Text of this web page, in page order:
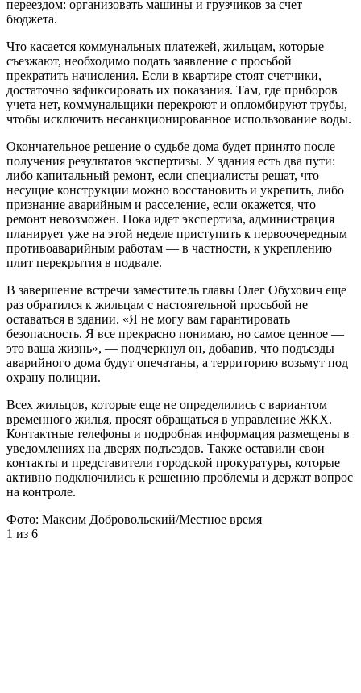
переездом: организовать машины и грузчиков за счет
бюджета.
Что касается коммунальных платежей, жильцам, которые
съезжают, необходимо подать заявление с просьбой
прекратить начисления. Если в квартире стоят счетчики,
достаточно зафиксировать их показания. Там, где приборов
учета нет, коммунальщики перекроют и опломбируют трубы,
чтобы исключить несанкционированное использование воды.
Окончательное решение о судьбе дома будет принято после
получения результатов экспертизы. У здания есть два пути:
либо капитальный ремонт, если специалисты решат, что
несущие конструкции можно восстановить и укрепить, либо
признание аварийным и расселение, если окажется, что
ремонт невозможен. Пока идет экспертиза, администрация
планирует уже на этой неделе приступить к первоочередным
противоаварийным работам — в частности, к укреплению
плит перекрытия в подвале.
В завершение встречи заместитель главы Олег Обухович еще
раз обратился к жильцам с настоятельной просьбой не
оставаться в здании. «Я не могу вам гарантировать
безопасность. Я все прекрасно понимаю, но самое ценное —
это ваша жизнь», — подчеркнул он, добавив, что подъезды
аварийного дома будут опечатаны, а территорию возьмут под
охрану полиции.
Всех жильцов, которые еще не определились с вариантом
временного жилья, просят обращаться в управление ЖКХ.
Контактные телефоны и подробная информация размещены в
уведомлениях на дверях подъездов. Также оставили свои
контакты и представители городской прокуратуры, которые
активно подключились к решению проблемы и держат вопрос
на контроле.
Фото: Максим Добровольский/Местное время
1 из 6